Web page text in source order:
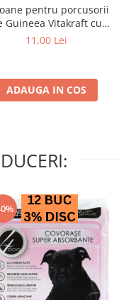
pentru porcusorii
Guineea Vitakraft cu
struguri & nuci 2 buc
11,00 Lei
ADAUGA IN COS